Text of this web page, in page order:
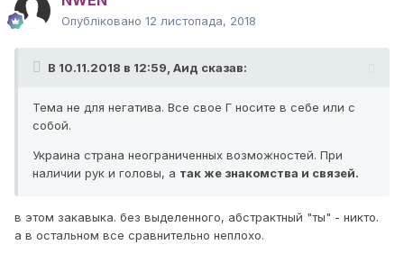
заявила директор Департамента
социальной политики Инесса Благун."
https://strana.ua/news/170829-pered-pokholodaniem-
naftohazu.html?
utm_medium=referral&amp;utm_source=kurs_com_ua&amp;
Опубліковано 12 листопада, 2018
В 10.11.2018 в 12:59, Аид сказав:
Тема не для негатива. Все свое Г носите в себе или с
собой.
Украина страна неограниченных возможностей. При
наличии рук и головы, а так же знакомства и связей.
в этом закавыка. без выделенного, абстрактный "ты" - никто.
а в остальном все сравнительно неплохо.